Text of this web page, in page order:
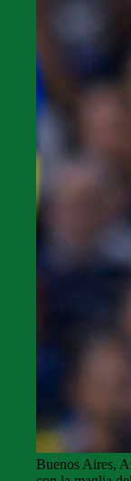
Buenos Aires,